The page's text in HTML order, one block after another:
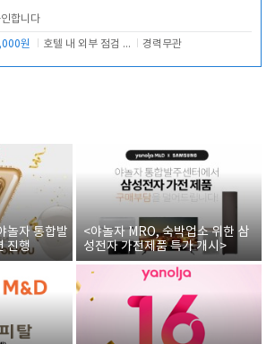
합니다
원 호텔 내 외부 점검 및 프런트 운영 경력무관
놀자 통합발
진행
<야놀자 MRO, 숙박업소 위한 삼
성전자 가전제품 특가 개시>